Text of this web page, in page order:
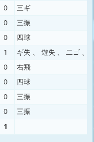
0
三ギ
0
三振
0
四球
1 ギ失 遊失 二ゴ
0
右飛
0
四球
0
三振
0 三振
1